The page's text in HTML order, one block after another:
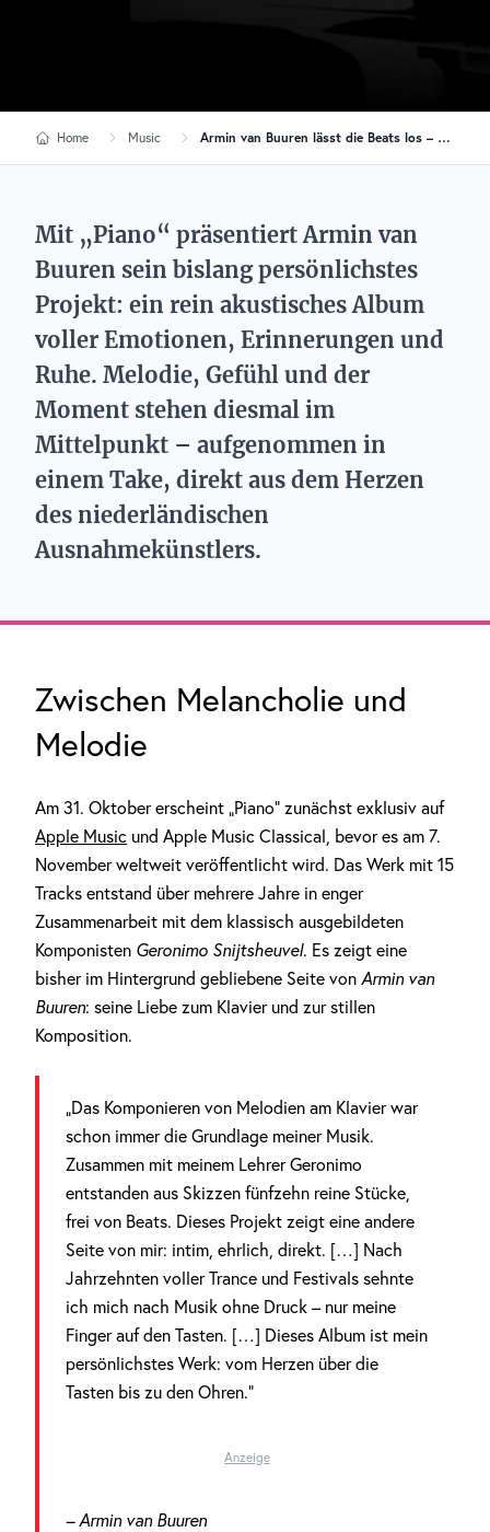
Home Music Armin van Buuren lässt die Beats los – und entdeckt neue Klangwelten mit „Piano“
Mit „Piano“ präsentiert Armin van
Buuren sein bislang persönlichstes
Projekt: ein rein akustisches Album
voller Emotionen, Erinnerungen und
Ruhe. Melodie, Gefühl und der
Moment stehen diesmal im
Mittelpunkt – aufgenommen in
einem Take, direkt aus dem Herzen
des niederländischen
Ausnahmekünstlers.
Zwischen Melancholie und
Melodie
Am 31. Oktober erscheint „Piano“ zunächst exklusiv auf
Apple Music und Apple Music Classical, bevor es am 7.
November weltweit veröffentlicht wird. Das Werk mit 15
Tracks entstand über mehrere Jahre in enger
Zusammenarbeit mit dem klassisch ausgebildeten
Komponisten Geronimo Snijtsheuvel. Es zeigt eine
bisher im Hintergrund gebliebene Seite von Armin van
Buuren: seine Liebe zum Klavier und zur stillen
Komposition.
„Das Komponieren von Melodien am Klavier war
schon immer die Grundlage meiner Musik.
Zusammen mit meinem Lehrer Geronimo
entstanden aus Skizzen fünfzehn reine Stücke,
frei von Beats. Dieses Projekt zeigt eine andere
Seite von mir: intim, ehrlich, direkt. […] Nach
Jahrzehnten voller Trance und Festivals sehnte
ich mich nach Musik ohne Druck – nur meine
Finger auf den Tasten. […] Dieses Album ist mein
persönlichstes Werk: vom Herzen über die
Tasten bis zu den Ohren.“
Anzeige
– Armin van Buuren